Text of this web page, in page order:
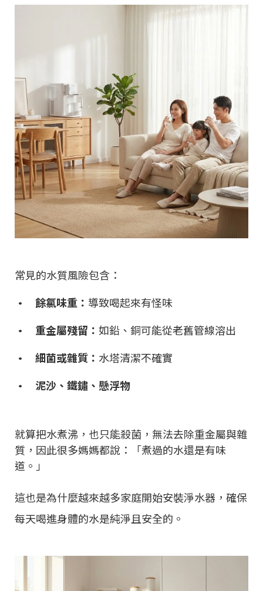
常見的水質風險包含：
• 餘氯味重： 導致喝起來有怪味
• 重金屬殘留： 如鉛、銅可能從老舊管線溶出
• 細菌或雜質： 水塔清潔不確實
• 泥沙、鐵鏽、懸浮物
就算把水煮沸，也只能殺菌，無法去除重金屬與雜
質，因此很多媽媽都說：「煮過的水還是有味
道。」
這也是為什麼越來越多家庭開始安裝淨水器，確保
每天喝進身體的水是純淨且安全的。